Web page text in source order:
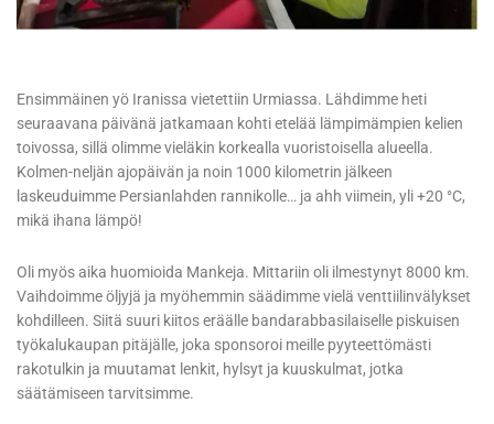
Ensimmäinen yö Iranissa vietettiin Urmiassa. Lähdimme heti
seuraavana päivänä jatkamaan kohti etelää lämpimämpien kelien
toivossa, sillä olimme vieläkin korkealla vuoristoisella alueella.
Kolmen-neljän ajopäivän ja noin 1000 kilometrin jälkeen
laskeuduimme Persianlahden rannikolle… ja ahh viimein, yli +20 °C,
mikä ihana lämpö!
Oli myös aika huomioida Mankeja. Mittariin oli ilmestynyt 8000 km.
Vaihdoimme öljyjä ja myöhemmin säädimme vielä venttiilinvälykset
kohdilleen. Siitä suuri kiitos eräälle bandarabbasilaiselle piskuisen
työkalukaupan pitäjälle, joka sponsoroi meille pyyteettömästi
rakotulkin ja muutamat lenkit, hylsyt ja kuuskulmat, jotka
säätämiseen tarvitsimme.